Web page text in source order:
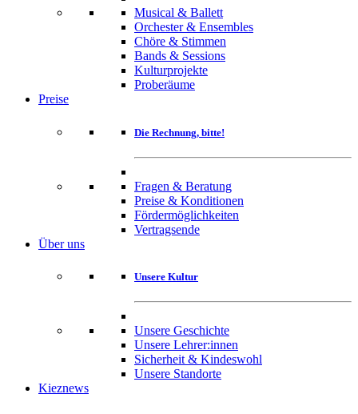
Musical & Ballett
Orchester & Ensembles
Chöre & Stimmen
Bands & Sessions
Kulturprojekte
Proberäume
Preise
Die Rechnung, bitte!
Fragen & Beratung
Preise & Konditionen
Fördermöglichkeiten
Vertragsende
Über uns
Unsere Kultur
Unsere Geschichte
Unsere Lehrer:innen
Sicherheit & Kindeswohl
Unsere Standorte
Kieznews